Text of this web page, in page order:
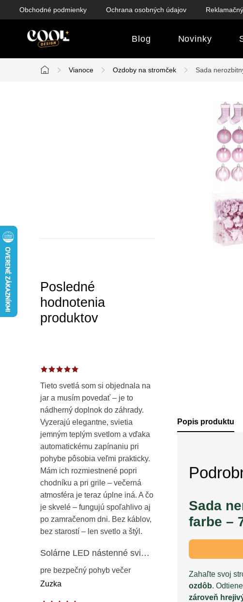
Obchodné podmienky Ochrana osobných údajov
Blog Novinky
Domov
Vianoce Ozdoby na stromček Sada
lPosledné
hodnotenia
produktov
Tieto svetlá som si objednala na
jar a musím povedať – je to
nádherný doplnok do záhrady.
Vyzerajú elegantne, svietia
jemným teplým svetlom a vďaka
automatickému zapínaniu pri
pohybe pôsobia veľmi prakticky.
Mám ich rozmiestnené popri
chodníku a pri grile – večerná
atmosféra je teraz úplne iná. A čo
je skvelé – fungujú spoľahlivo aj
po zamračenom dni. Bez káblov,
bez starostí – len svetlo a štýl.
Solárne LED nástenné svietidlo s pohybovým a súmrakovým senzorom – vonkajšie fasádne osvetlenie IP65
pre bezpečný pohyb večer
Zuzka
Popis produktu
Sada
farbe –
Zahaľte svoj
ozdôb.
zároveň